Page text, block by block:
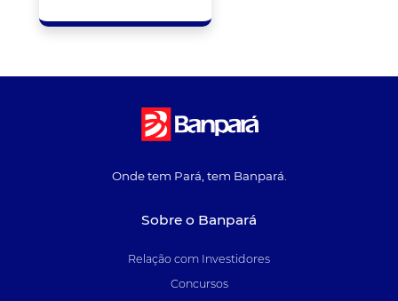
Onde tem Pará, tem Banpará.
Sobre o Banpará
Relação com Investidores
Concursos